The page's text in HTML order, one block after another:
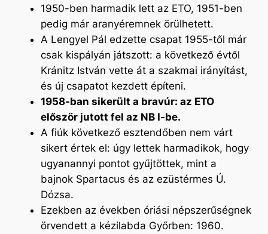
1950-ben harmadik lett az ETO, 1951-ben
pedig már aranyéremnek örülhetett.
A Lengyel Pál edzette csapat 1955-től már
csak kispályán játszott: a következő évtől
Kránitz István vette át a szakmai irányítást,
és új csapatot kezdett építeni.
1958-ban sikerült a bravúr: az ETO
először jutott fel az NB I-be.
A fiúk következő esztendőben nem várt
sikert értek el: úgy lettek harmadikok, hogy
ugyanannyi pontot gyűjtöttek, mint a
bajnok Spartacus és az ezüstérmes Ú.
Dózsa.
Ezekben az években óriási népszerűségnek
örvendett a kézilabda Győrben: 1960.